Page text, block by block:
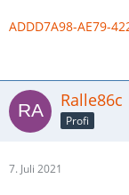
ADDD7A98-AE79-
Ralle86c
Profi
7. Juli 2021